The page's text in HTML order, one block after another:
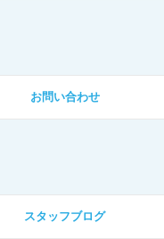
お問い合わせ
スタッフブログ